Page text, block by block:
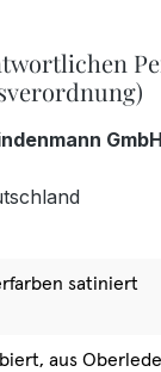
satiniert
aus